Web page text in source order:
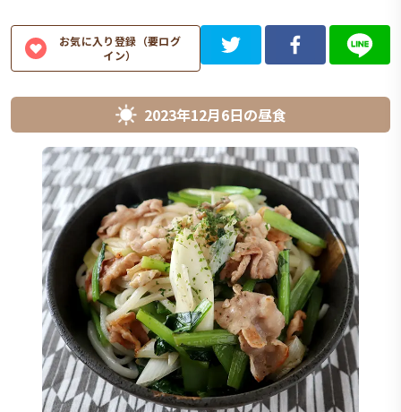
お気に入り登録（要ログ
イン）
2023年12月6日の昼食